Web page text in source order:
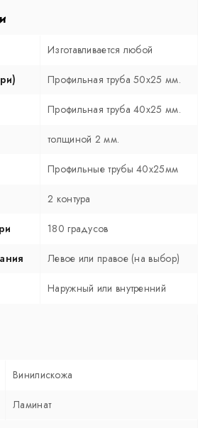
Изготавливается любой
Профильная труба 50х25 мм.
Профильная труба 40х25 мм.
толщиной 2 мм.
Профильные трубы 40х25мм
2 контура
180 градусов
Левое или правое (на выбор)
Наружный или внутренний
Винилискожа
Ламинат